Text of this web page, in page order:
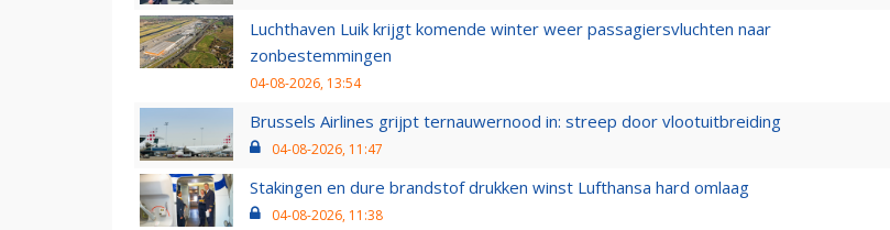
Luchthaven Luik krijgt komende winter weer passagiersvluchten naar
zonbestemmingen
04-08-2026, 13:54
Brussels Airlines grijpt ternauwernood in: streep door vlootuitbreiding
04-08-2026, 11:47
Stakingen en dure brandstof drukken winst Lufthansa hard omlaag
04-08-2026, 11:38